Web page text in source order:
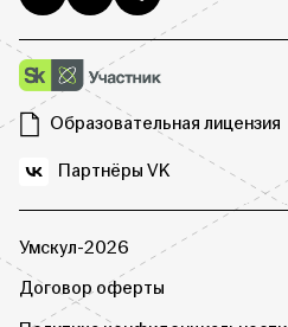
Образовательная лицензия
Партнёры VK
Умскул-2026
Договор оферты